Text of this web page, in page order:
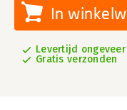
In
Levertijd
Gratis verzonden